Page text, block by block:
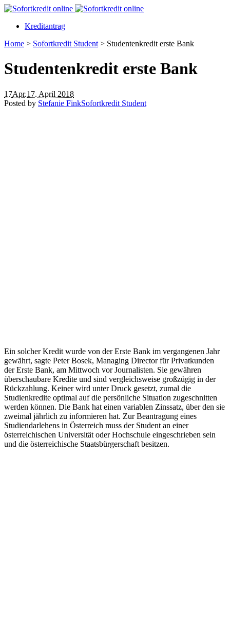
Kreditantrag
Home > Sofortkredit Student > Studentenkredit erste Bank
Studentenkredit erste Bank
17Apr.17. April 2018
Posted by Stefanie FinkSofortkredit Student
Ein solcher Kredit wurde von der Erste Bank im vergangenen Jahr
gewährt, sagte Peter Bosek, Managing Director für Privatkunden
der Erste Bank, am Mittwoch vor Journalisten. Sie gewähren
überschaubare Kredite und sind vergleichsweise großzügig in der
Rückzahlung. Keiner wird unter Druck gesetzt, zumal die
Studienkredite optimal auf die persönliche Situation zugeschnitten
werden können. Die Bank hat einen variablen Zinssatz, über den sie
zweimal jährlich zu informieren hat. Zur Beantragung eines
Studiendarlehens in Österreich muss der Student an einer
österreichischen Universität oder Hochschule eingeschrieben sein
und die österreichische Staatsbürgerschaft besitzen.